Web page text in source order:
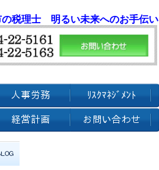
の税理士 明るい未来へのお手伝い